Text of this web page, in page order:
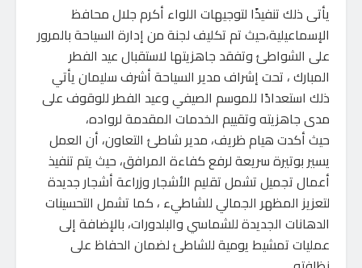
يأتى ذلك تنفيذًا لتوجيهات اللواء أكرم جلال محافظ
الإسماعيلية،حيث تم تكليف لجنة من إدارة السياحة بالمرور
على الشواطئ وتفقد جاهزيتها لاستقبال عيد الفطر
المبارك ، تحت إشراف مدير السياحة أشرف سليمان يأتي
ذلك استعدادًا للموسم الصيفي وعيد الفطر للوقوف على
مدى جاهزيته وتقييم الخدمات المقدمة لرواده،
حيث أكدت هيام ظريف، مدير شاطئ التعاون، أن العمل
يسير بوتيرة سريعة لرفع كفاءة المرافق، حيث يتم تنفيذ
أعمال تجميل تشمل تقليم الأشجار وزراعة أشجار جديدة
لتعزيز المظهر الجمالي للشاطيء ، كما تشمل التحسينات
الدهانات الجديدة للشماسي والبلدورات، بالإضافة إلى
عمليات تمشيط يومية للشاطئ لضمان الحفاظ على